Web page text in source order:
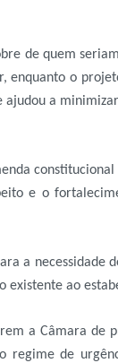
de quem
o
a
e o
a
ao
a Câmara de
regime de